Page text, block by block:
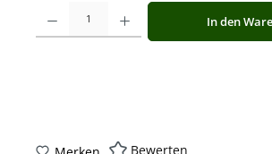
Produkt Anzahl: Gib den gewünschten Wert ein
In den
Bewerten